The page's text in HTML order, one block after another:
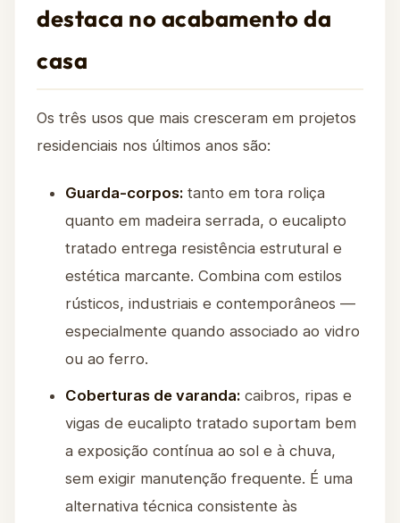
destaca no acabamento da
casa
Os três usos que mais cresceram em projetos
residenciais nos últimos anos são:
Guarda-corpos: tanto em tora roliça
quanto em madeira serrada, o eucalipto
tratado entrega resistência estrutural e
estética marcante. Combina com estilos
rústicos, industriais e contemporâneos —
especialmente quando associado ao vidro
ou ao ferro.
Coberturas de varanda: caibros, ripas e
vigas de eucalipto tratado suportam bem
a exposição contínua ao sol e à chuva,
sem exigir manutenção frequente. É uma
alternativa técnica consistente às